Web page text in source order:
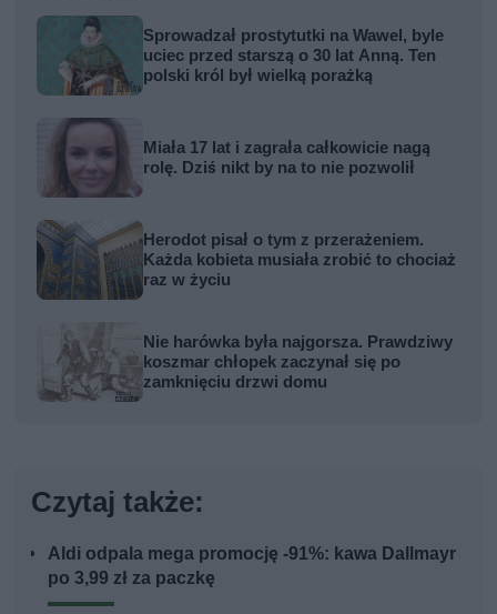
Sprowadzał prostytutki na Wawel, byle
uciec przed starszą o 30 lat Anną. Ten
polski król był wielką porażką
Miała 17 lat i zagrała całkowicie nagą
rolę. Dziś nikt by na to nie pozwolił
Herodot pisał o tym z przerażeniem.
Każda kobieta musiała zrobić to chociaż
raz w życiu
Nie harówka była najgorsza. Prawdziwy
koszmar chłopek zaczynał się po
zamknięciu drzwi domu
Czytaj także:
Aldi odpala mega promocję -91%: kawa Dallmayr
po 3,99 zł za paczkę